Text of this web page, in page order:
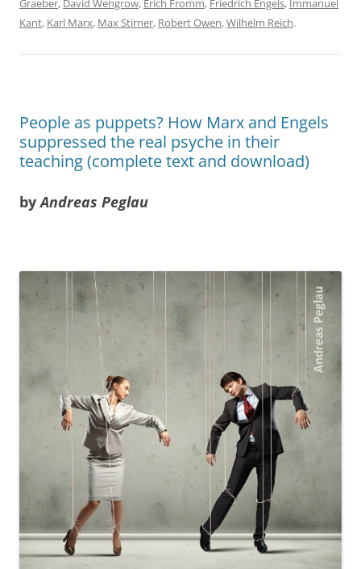
Graeber, David Wengrow, Erich Fromm, Friedrich Engels, Immanuel
Kant, Karl Marx, Max Stirner, Robert Owen,Wilhelm Reich.
People as puppets? How Marx and Engels
suppressed the real psyche in their
teaching (complete text and download)
byAndreas Peglau